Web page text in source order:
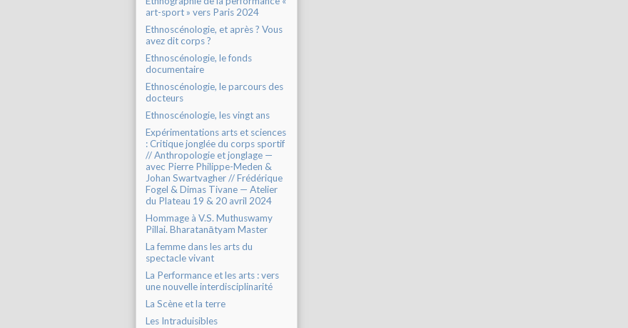
art-sport » vers Paris 2024
Ethnoscénologie, et après ? Vous
avez dit corps ?
Ethnoscénologie, le fonds
documentaire
Ethnoscénologie, le parcours des
docteurs
Ethnoscénologie, les vingt ans
Expérimentations arts et sciences
: Critique jonglée du corps sportif
// Anthropologie et jonglage —
avec Pierre Philippe-Meden &
Johan Swartvagher // Frédérique
Fogel & Dimas Tivane — Atelier
du Plateau 19 & 20 avril 2024
Hommage à V.S. Muthuswamy
Pillai. Bharatanātyam Master
La femme dans les arts du
spectacle vivant
La Performance et les arts : vers
une nouvelle interdisciplinarité
La Scène et la terre
Les Intraduisibles